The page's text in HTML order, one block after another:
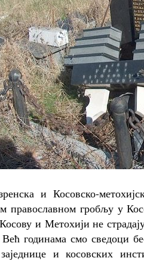
и Косовско-
православном гробљу у
и Метохији не
годинама смо сведоци
и косовских